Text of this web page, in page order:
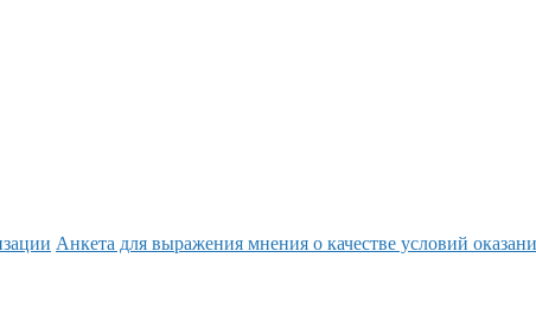
Анкета для выражения мнения о качестве условий